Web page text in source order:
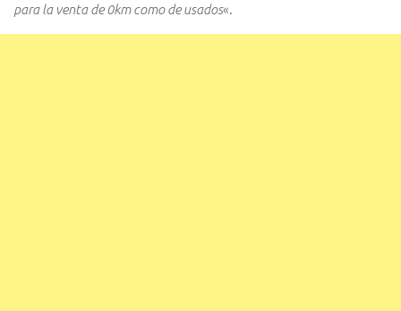
para la venta de 0km como de usados«.